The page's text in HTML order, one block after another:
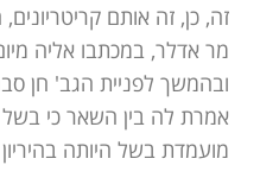
ובהמשך לפניית הגב' חן
אמרת לה בין השאר כי
מועמדת בשל היותה